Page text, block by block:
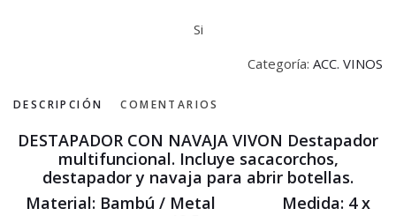
Si
Categoría: ACC. VINOS
DESCRIPCIÓN COMENTARIOS
DESTAPADOR CON NAVAJA VIVON Destapador
multifuncional. Incluye sacacorchos,
destapador y navaja para abrir botellas.
Material: Bambú / Metal Medida: 4 x